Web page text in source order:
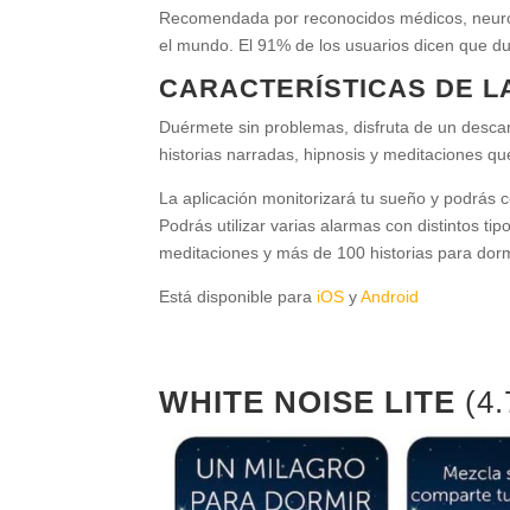
Recomendada por reconocidos médicos,
el mundo. El 91% de los usuarios dicen que
CARACTERÍSTICAS DE
Duérmete sin problemas, disfruta de un
historias narradas, hipnosis y meditaciones
La aplicación monitorizará tu sueño y podrás
Podrás utilizar varias alarmas con distintos
meditaciones y más de 100 historias para
Está disponible para iOS yAndroid
WHITE NOISE LITE